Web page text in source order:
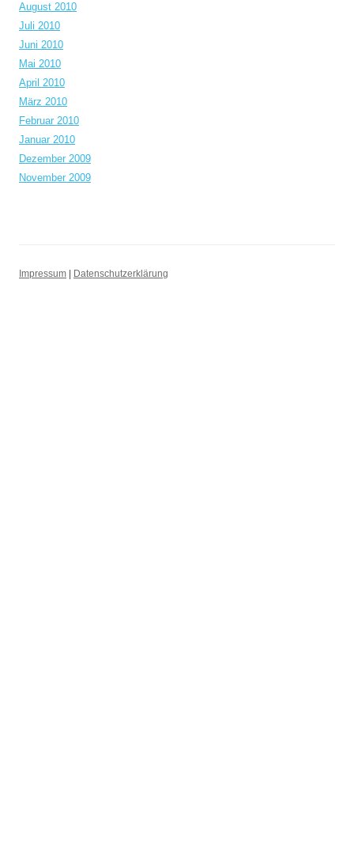
August 2010
Juli 2010
Juni 2010
Mai 2010
April 2010
März 2010
Februar 2010
Januar 2010
Dezember 2009
November 2009
Impressum Datenschutzerklärung